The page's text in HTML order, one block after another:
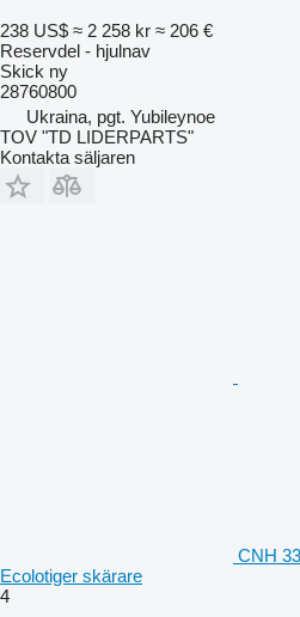
238 US$ ≈ 2 258 kr ≈ 206 €
Reservdel - hjulnav
Skick ny
28760800
Ukraina, pgt. Yubileynoe
TOV "TD LIDERPARTS"
Kontakta säljaren
CNH
Ecolotiger skärare
4